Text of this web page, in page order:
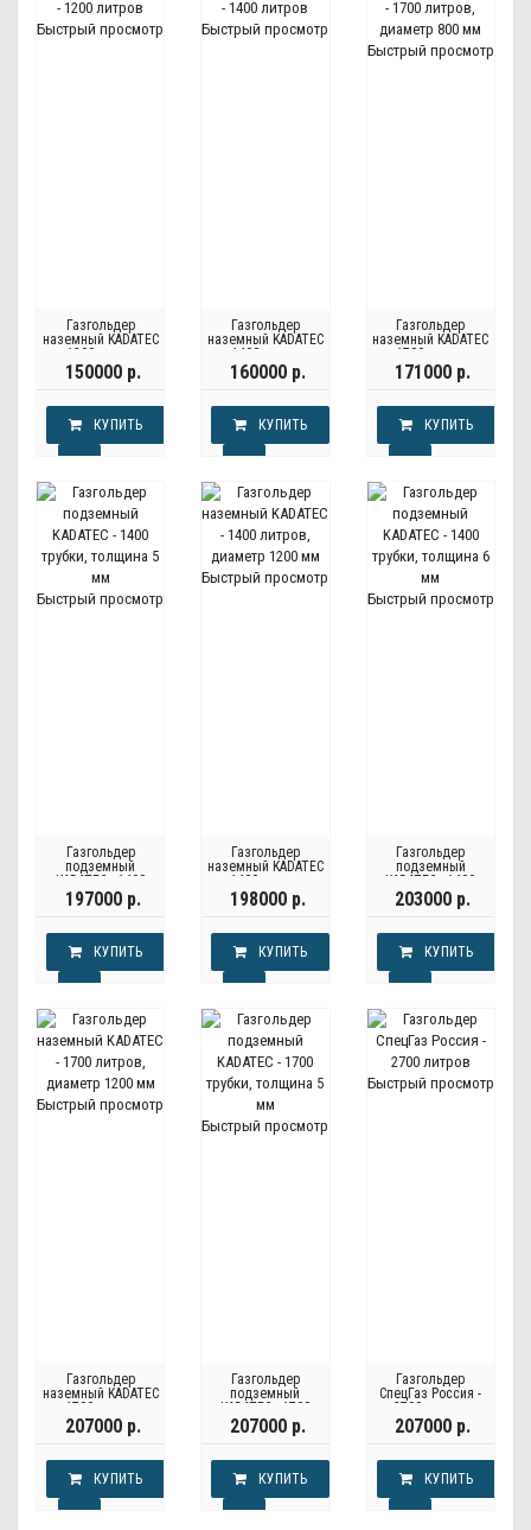
Быстрый просмотр
Газгольдер
наземный KADATEС
- 1200 литров
150000 р.
КУПИТЬ
Быстрый просмотр
Газгольдер
наземный KADATEС
- 1400 литров
160000 р.
КУПИТЬ
Быстрый просмотр
Газгольдер
наземный KADATEC
- 1700 литров,
диаметр 800 мм
171000 р.
КУПИТЬ
Быстрый просмотр
Газгольдер
подземный
KADATEC - 1400
трубки, толщина 5
мм
197000 р.
КУПИТЬ
Быстрый просмотр
Газгольдер
наземный KADATEС
- 1400 литров,
диаметр 1200 мм
198000 р.
КУПИТЬ
Быстрый просмотр
Газгольдер
подземный
KADATEC - 1400
трубки, толщина 6
мм
203000 р.
КУПИТЬ
Быстрый просмотр
Газгольдер
наземный KADATEC
- 1700 литров,
диаметр 1200 мм
207000 р.
КУПИТЬ
Быстрый просмотр
Газгольдер
подземный
KADATEC - 1700
трубки, толщина 5
мм
207000 р.
КУПИТЬ
Быстрый просмотр
Газгольдер
СпецГаз Россия -
2700 литров
207000 р.
КУПИТЬ